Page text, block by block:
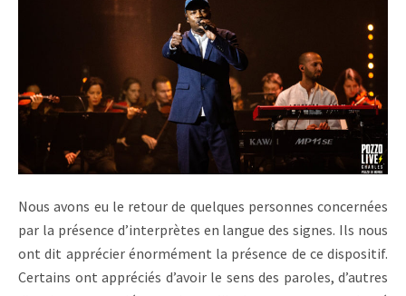
Nous avons eu le retour de quelques personnes concernées
par la présence d’interprètes en langue des signes. Ils nous
ont dit apprécier énormément la présence de ce dispositif.
Certains ont appréciés d’avoir le sens des paroles, d’autres